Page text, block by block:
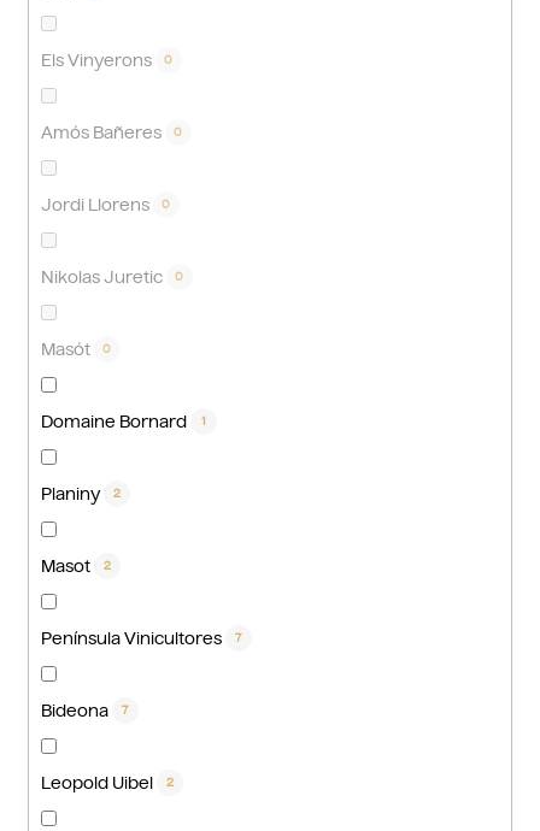
Els Vinyerons 0
Amós Bañeres 0
Jordi Llorens 0
Nikolas Juretic 0
Masót 0
Domaine Bornard 1
Planiny 2
Masot 2
Península Vinicultores 7
Bideona 7
Leopold Uibel 2